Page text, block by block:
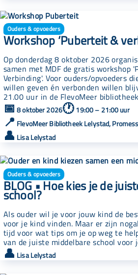
Ouders & opvoeders
Workshop ‘Puberteit &
Op donderdag 8 oktober 2026
samen met MDF de gratis workshop
Verbinding'. Voor ouders/opvoeders
willen geven én verbonden willen
21.00 uur in de FlevoMeer
📅 8 oktober 2026🕐 19:00 – 21:00 uur
📍 FlevoMeer Bibliotheek Lelystad,
👤 Lisa Lelystad
Ouders & opvoeders
BLOG • Hoe kies je de
school?
Als ouder wil je voor jouw kind de
voor je kind vinden. Maar er zijn
tijd voor wat tips om je op weg te
van de juiste middelbare school voor
👤 Lisa Lelystad